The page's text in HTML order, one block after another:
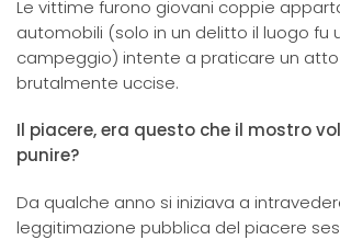
Le vittime furono giovani coppie
automobili (solo in un delitto il luogo fu
campeggio) intente a praticare un
brutalmente uccise.
Il piacere, era questo che il mostro
punire?
Da qualche anno si iniziava a
leggitimazione pubblica del piacere